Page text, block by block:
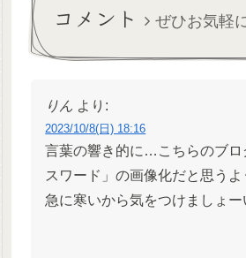
コメント ぜひお気軽
りん より:
2023/10/8(日) 18:16
言葉の響き的に…こちらのブロ
スワード」の画像化だと思うよ
急に寒いから気をつけましょー